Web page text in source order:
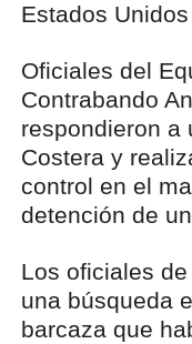
Estados
Oficiales del
Contrabando
respondieron a
Costera y
control en el
detención de
Los oficiales
una búsqueda
barcaza que